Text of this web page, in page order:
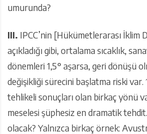
umurunda?
III. IPCC’nin [Hükümetlerarası İklim
açıkladığı gibi, ortalama sıcaklık,
dönemleri 1,5° aşarsa, geri dönüşü
değişikliği sürecini başlatma riski var.
tehlikeli sonuçları olan birkaç yönü
meselesi şüphesiz en dramatik
olacak? Yalnızca birkaç örnek: